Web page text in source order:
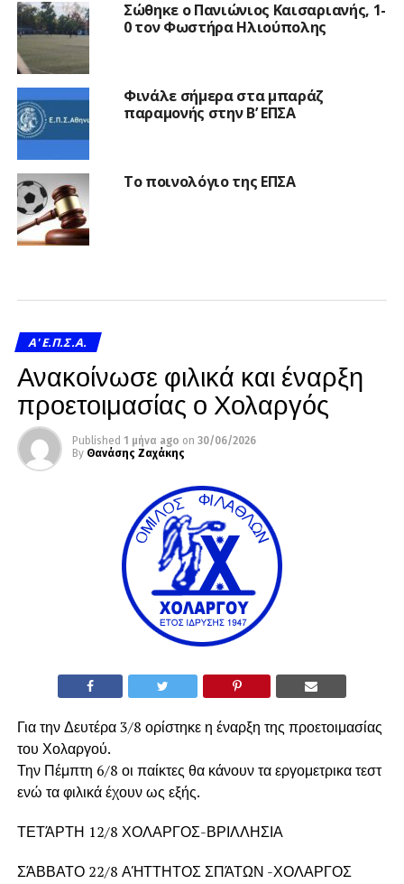
Σώθηκε ο Πανιώνιος Καισαριανής, 1-
0 τον Φωστήρα Ηλιούπολης
Φινάλε σήμερα στα μπαράζ
παραμονής στην Β’ ΕΠΣΑ
Το ποινολόγιο της ΕΠΣΑ
A' Ε.Π.Σ.Α.
Ανακοίνωσε φιλικά και έναρξη
προετοιμασίας ο Χολαργός
Published 1 μήνα ago on 30/06/2026
By Θανάσης Ζαχάκης
Για την Δευτέρα 3/8 ορίστηκε η έναρξη της προετοιμασίας
του Χολαργού.
Την Πέμπτη 6/8 οι παίκτες θα κάνουν τα εργομετρικα τεστ
ενώ τα φιλικά έχουν ως εξής.
ΤΕΤΆΡΤΗ 12/8 ΧΟΛΑΡΓΟΣ-ΒΡΙΛΛΗΣΙΑ
ΣΆΒΒΑΤΟ 22/8 ΑΉΤΤΗΤΟΣ ΣΠΆΤΩΝ -ΧΟΛΑΡΓΟΣ